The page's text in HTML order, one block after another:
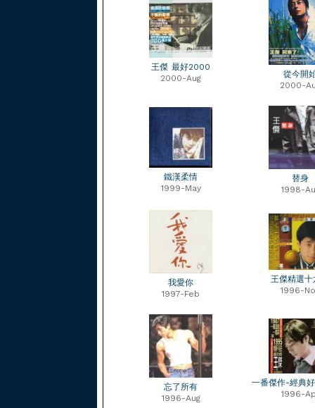
王傑 最好2000
2000-Aug
從今開
2000-
鐵漢柔情
1999-May
替身
1998-
我愛你
1997-Feb
王傑精選十
1996-
忘了所有
1996-Aug
一番傑作-經典
1996-